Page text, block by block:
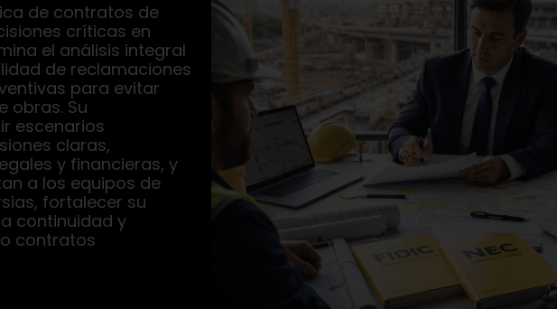
de contratos de
críticas en
el análisis integral
de reclamaciones
para evitar
obras. Su
escenarios
claras,
y financieras, y
a los equipos de
fortalecer su
continuidad y
contratos